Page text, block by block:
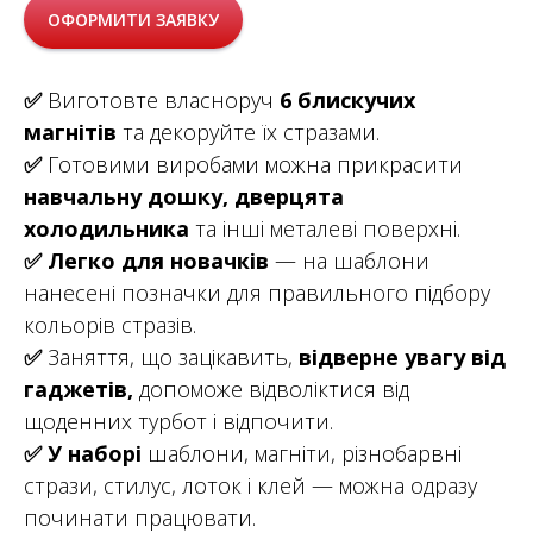
ОФОРМИТИ ЗАЯВКУ
✅Виготовте власноруч 6 блискучих
магнітів та декоруйте їх стразами.
✅Готовими виробами можна прикрасити
навчальну дошку, дверцята
холодильника та інші металеві поверхні.
✅ Легко для новачків — на шаблони
нанесені позначки для правильного підбору
кольорів стразів.
✅Заняття, що зацікавить, відверне увагу від
гаджетів, допоможе відволіктися від
щоденних турбот і відпочити.
✅ У наборі шаблони, магніти, різнобарвні
стрази, стилус, лоток і клей — можна одразу
починати працювати.